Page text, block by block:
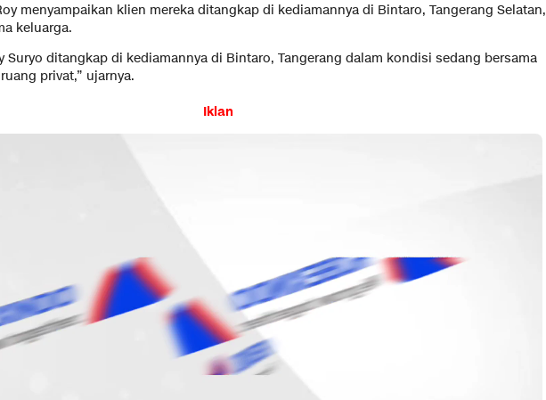
menyampaikan klien mereka ditangkap di kediamannya di Bintaro, Tangerang Selatan,
keluarga.
Suryo ditangkap di kediamannya di Bintaro, Tangerang dalam kondisi sedang bersama
privat,” ujarnya.
Iklan